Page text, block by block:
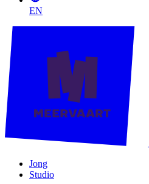
EN
Jong
Studio